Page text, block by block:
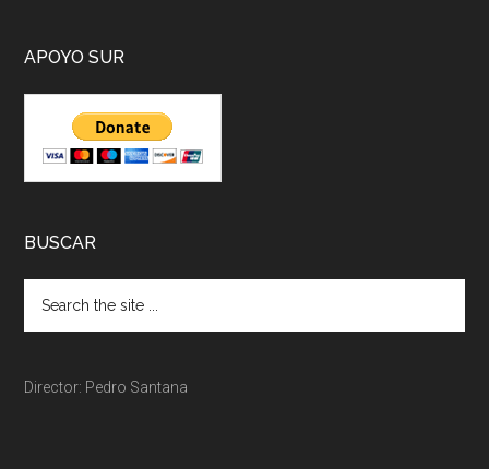
APOYO SUR
BUSCAR
Director: Pedro Santana